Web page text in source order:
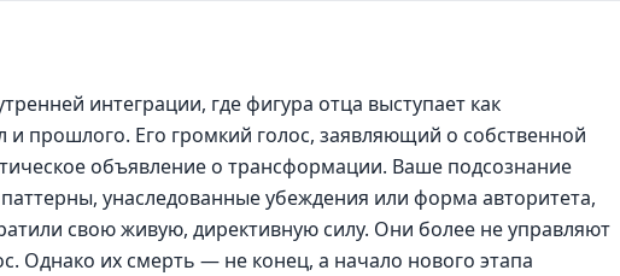
интеграции, где фигура отца выступает как
и прошлого. Его громкий голос, заявляющий о собственной
объявление о трансформации. Ваше подсознание
унаследованные убеждения или форма авторитета,
свою живую, директивную силу. Они более не управляют
Однако их смерть — не конец, а начало нового этапа